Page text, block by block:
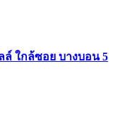
ล์ ใกล้ซอย บางบอน 5